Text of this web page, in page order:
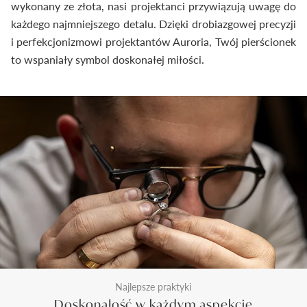
wykonany ze złota, nasi projektanci przywiązują uwagę do
każdego najmniejszego detalu. Dzięki drobiazgowej precyzji
i perfekcjonizmowi projektantów Auroria, Twój pierścionek
to wspaniały symbol doskonałej miłości.
Najlepsze praktyki